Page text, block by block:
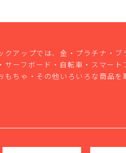
クアップでは、金・プラチナ・
サーフボード・自転車・スマー
ちゃ・その他いろいろな商品を